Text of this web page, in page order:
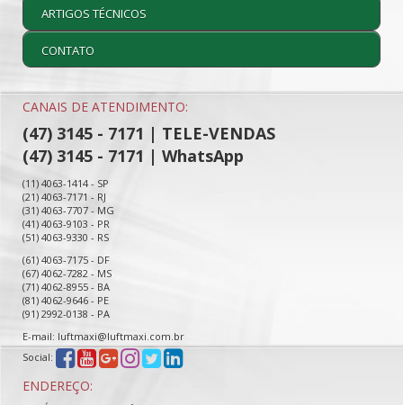
ARTIGOS TÉCNICOS
CONTATO
CANAIS DE ATENDIMENTO:
(47) 3145 - 7171 | TELE-VENDAS
(47) 3145 - 7171 | WhatsApp
(11) 4063-1414 - SP
(21) 4063-7171 - RJ
(31) 4063-7707 - MG
(41) 4063-9103 - PR
(51) 4063-9330 - RS
(61) 4063-7175 - DF
(67) 4062-7282 - MS
(71) 4062-8955 - BA
(81) 4062-9646 - PE
(91) 2992-0138 - PA
E-mail: luftmaxi@luftmaxi.com.br
Social:
ENDEREÇO: